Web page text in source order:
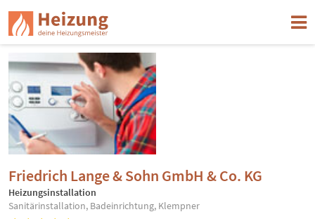
Friedrich Lange & Sohn GmbH & Co. KG
Heizungsinstallation
Sanitärinstallation, Badeinrichtung, Klempner